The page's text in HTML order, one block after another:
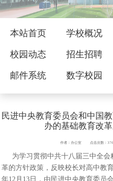
本站首页 学校概况
校园动态 招生招聘
邮件系统 数字校园
民进中央教育委员会和中国
办的基础教育改
作者：办公室 点击次数：
为学习贯彻中共十八届三中全
革的方针政策，反映校长对高中教
年12月13日，由民进中央教育委员